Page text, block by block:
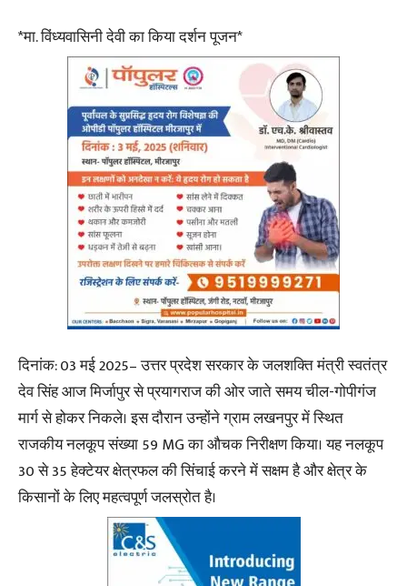
*मा. विंध्यवासिनी देवी का किया दर्शन पूजन*
दिनांक: 03 मई 2025– उत्तर प्रदेश सरकार के जलशक्ति मंत्री स्वतंत्र
देव सिंह आज मिर्जापुर से प्रयागराज की ओर जाते समय चील-गोपीगंज
मार्ग से होकर निकले। इस दौरान उन्होंने ग्राम लखनपुर में स्थित
राजकीय नलकूप संख्या 59 MG का औचक निरीक्षण किया। यह नलकूप
30 से 35 हेक्टेयर क्षेत्रफल की सिंचाई करने में सक्षम है और क्षेत्र के
किसानों के लिए महत्वपूर्ण जलस्रोत है।